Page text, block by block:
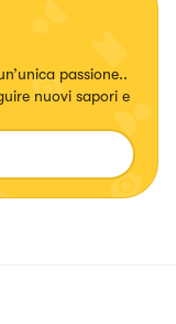
passione..
nuovi sapori e